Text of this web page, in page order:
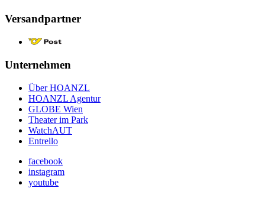
Versandpartner
Unternehmen
Über HOANZL
HOANZL Agentur
GLOBE Wien
Theater im Park
WatchAUT
Entrello
facebook
instagram
youtube